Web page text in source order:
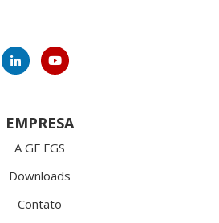
EMPRESA
A GF FGS
Downloads
Contato